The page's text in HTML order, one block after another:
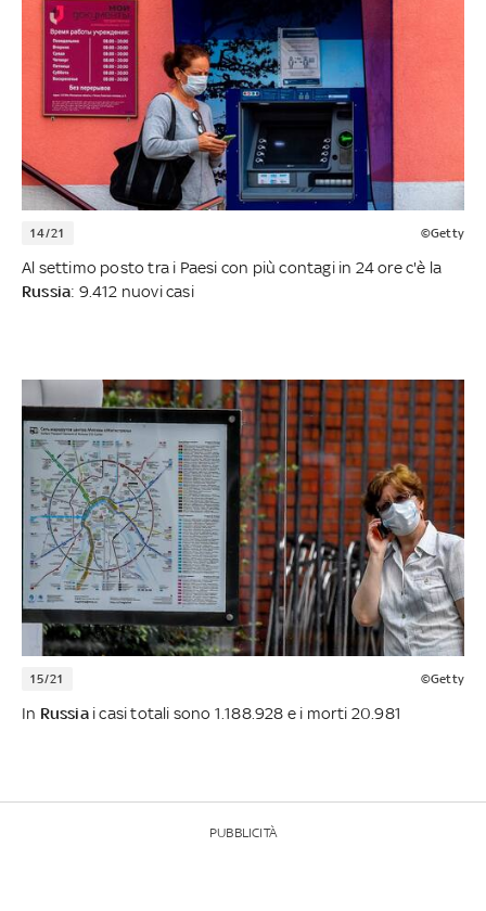
14/21 ©Getty
Al settimo posto tra i Paesi con più contagi in 24 ore c'è la
Russia: 9.412 nuovi casi
15/21 ©Getty
In Russiai casi totali sono 1.188.928 e i morti 20.981
PUBBLICITÀ